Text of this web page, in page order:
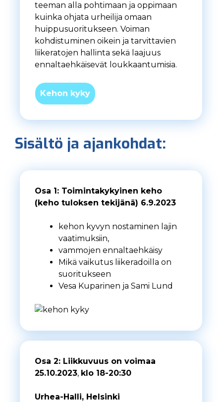
teeman alla pohtimaan ja oppimaan
kuinka ohjata urheilija omaan
huippusuoritukseen. Voiman
kohdistuminen oikein ja tarvittavien
liikeratojen hallinta sekä laajuus
ennaltaehkäisevät loukkaantumisia.
Kehon kyky
Sisältö ja ajankohdat:
Osa 1: Toimintakykyinen keho
(keho tuloksen tekijänä) 6.9.2023
kehon kyvyn nostaminen lajin
vaatimuksiin,
vammojen ennaltaehkäisy
Mikä vaikutus liikeradoilla on
suoritukseen
Vesa Kuparinen ja Sami Lund
Osa 2: Liikkuvuus on voimaa
25.10.2023, klo 18-20:30
Urhea-Halli, Helsinki